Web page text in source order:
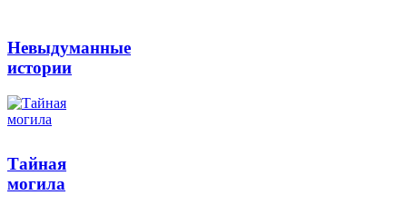
Невыдуманные
истории
Тайная
могила